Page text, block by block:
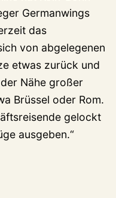
Germanwings
das
von abgelegenen
etwas zurück und
Nähe großer
Brüssel oder Rom.
gelockt
ausgeben.“